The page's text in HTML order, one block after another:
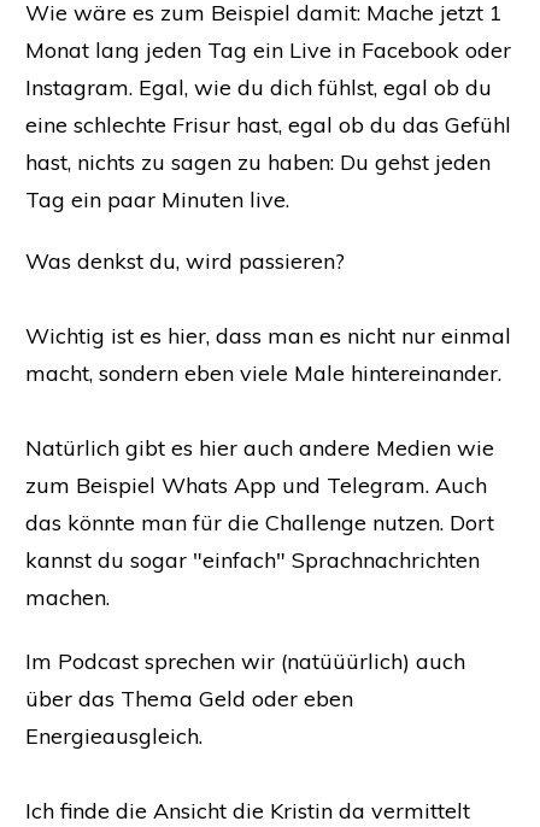
Wie wäre es zum Beispiel damit: Mache jetzt 1
Monat lang jeden Tag ein Live in Facebook oder
Instagram. Egal, wie du dich fühlst, egal ob du
eine schlechte Frisur hast, egal ob du das Gefühl
hast, nichts zu sagen zu haben: Du gehst jeden
Tag ein paar Minuten live.
Was denkst du, wird passieren?
Wichtig ist es hier, dass man es nicht nur einmal
macht, sondern eben viele Male hintereinander.
Natürlich gibt es hier auch andere Medien wie
zum Beispiel Whats App und Telegram. Auch
das könnte man für die Challenge nutzen. Dort
kannst du sogar "einfach" Sprachnachrichten
machen.
Im Podcast sprechen wir (natüüürlich) auch
über das Thema Geld oder eben
Energieausgleich.
Ich finde die Ansicht die Kristin da vermittelt